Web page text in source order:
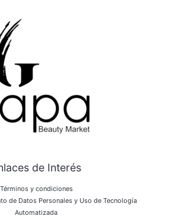
de Interés
Términos y condiciones
de Datos Personales y Uso de Tecnología
Automatizada